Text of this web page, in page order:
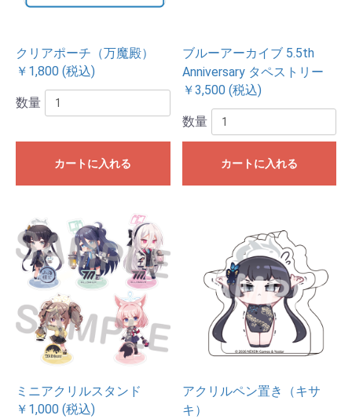
クリアポーチ（万魔殿）
￥1,800 (税込)
数量
カートに入れる
ブルーアーカイブ 5.5th
Anniversary タペストリー
￥3,500 (税込)
数量
カートに入れる
ミニアクリルスタンド
￥1,000 (税込)
アクリルペン置き（キサ
キ）